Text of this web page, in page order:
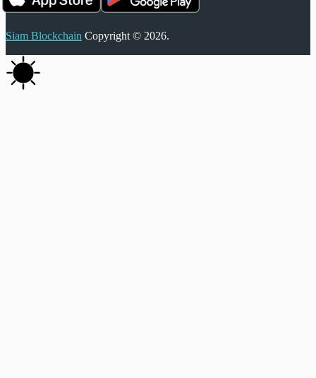
Siam Blockchain Copyright © 2026.